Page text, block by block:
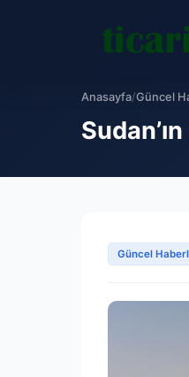
Anasayfa/Güncel
Güncel